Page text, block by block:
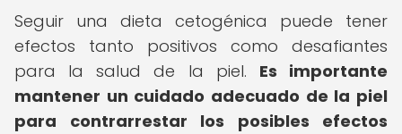
Seguir una dieta cetogénica puede tener
efectos tanto positivos como desafiantes
para la salud de la piel. Es importante
mantener un cuidado adecuado de la piel
para contrarrestar los posibles efectos